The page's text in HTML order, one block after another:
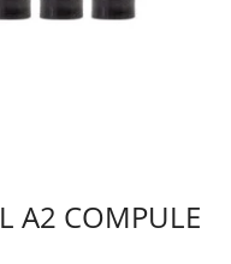
A2 COMPULE